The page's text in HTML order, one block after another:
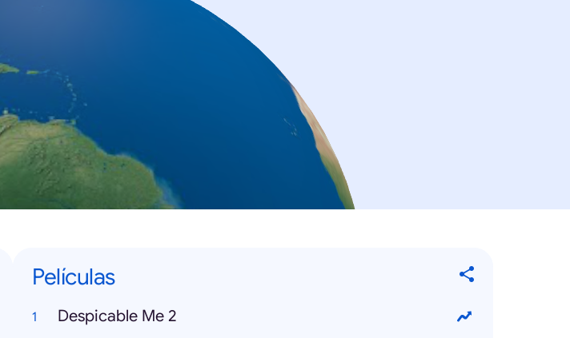
Películas
Despicable Me 2